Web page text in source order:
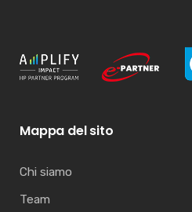
Mappa del sito
Chi siamo
Team